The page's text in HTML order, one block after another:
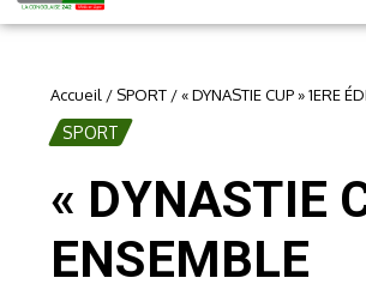
Accueil / SPORT /« DYNASTIE CUP » 1ERE
SPORT
« DYNASTIE
ENSEMBLE